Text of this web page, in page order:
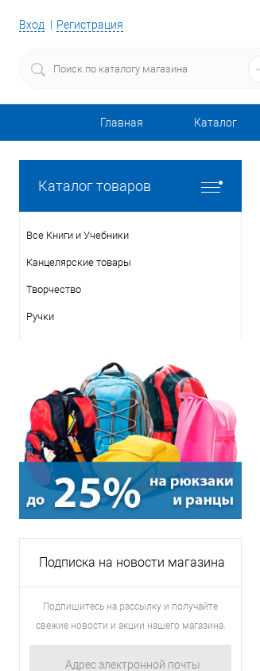
Вход Регистрация
Главная Каталог
Каталог товаров
Все Книги и Учебники
Канцелярские товары
Творчество
Ручки
Подписка на новости магазина
Подпишитесь на рассылку и получайте
свежие новости и акции нашего магазина.